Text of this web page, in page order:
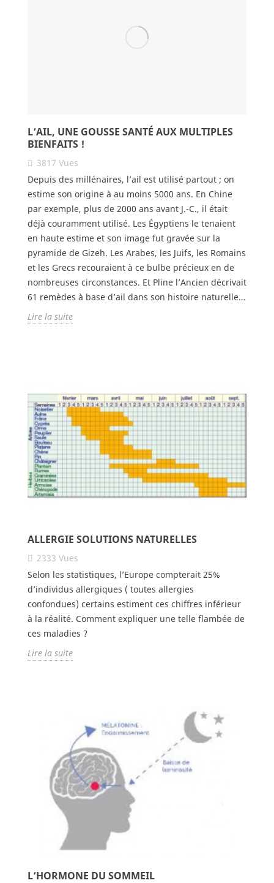
L’AIL, UNE GOUSSE SANTÉ AUX MULTIPLES
BIENFAITS !
3817 Vues
Depuis des millénaires, l’ail est utilisé partout ; on
estime son origine à au moins 5000 ans. En Chine
par exemple, plus de 2000 ans avant J.-C., il était
déjà couramment utilisé. Les Égyptiens le tenaient
en haute estime et son image fut gravée sur la
pyramide de Gizeh. Les Arabes, les Juifs, les Romains
et les Grecs recouraient à ce bulbe précieux en de
nombreuses circonstances. Et Pline l’Ancien décrivait
61 remèdes à base d’ail dans son histoire naturelle…
Lire la suite
ALLERGIE SOLUTIONS NATURELLES
2333 Vues
Selon les statistiques, l’Europe compterait 25%
d’individus allergiques ( toutes allergies
confondues) certains estiment ces chiffres inférieur
à la réalité. Comment expliquer une telle flambée de
ces maladies ?
Lire la suite
L’HORMONE DU SOMMEIL